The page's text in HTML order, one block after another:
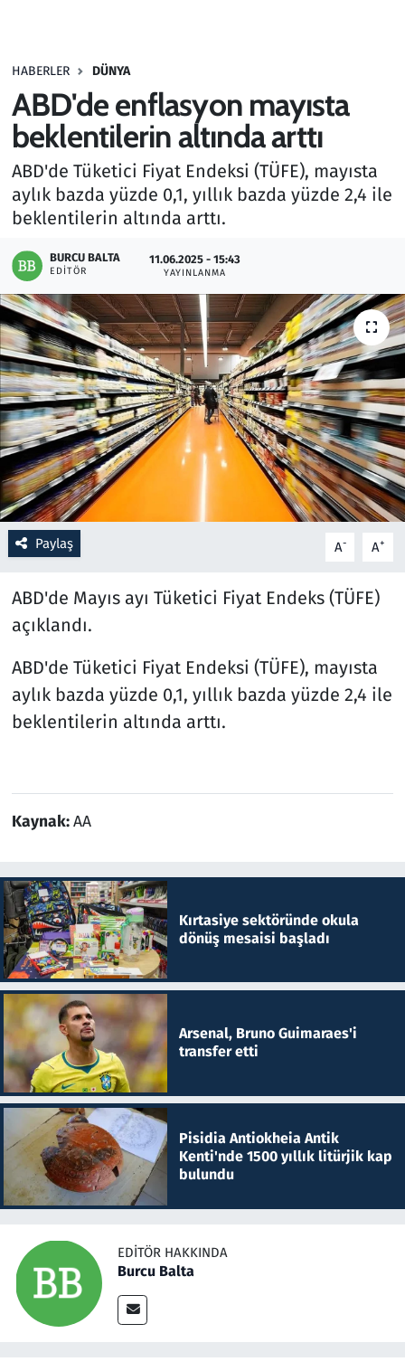
HABERLER DÜNYA
ABD'de enflasyon mayısta
beklentilerin altında arttı
ABD'de Tüketici Fiyat Endeksi (TÜFE), mayısta
aylık bazda yüzde 0,1, yıllık bazda yüzde 2,4 ile
beklentilerin altında arttı.
BURCU BALTA
EDITÖR
11.06.2025 - 15:43
YAYINLANMA
Paylaş A- A+
ABD'de Mayıs ayı Tüketici Fiyat Endeks (TÜFE)
açıklandı.
ABD'de Tüketici Fiyat Endeksi (TÜFE), mayısta
aylık bazda yüzde 0,1, yıllık bazda yüzde 2,4 ile
beklentilerin altında arttı.
Kaynak:AA
Kırtasiye sektöründe okula
dönüş mesaisi başladı
Arsenal, Bruno Guimaraes'i
transfer etti
Pisidia Antiokheia Antik
Kenti'nde 1500 yıllık litürjik kap
bulundu
EDITÖR HAKKINDA
Burcu Balta
Haber
Kültür Sanat
Kurumsal Haberler
Lezzet Durağı
Memur ve Kamu
Otomobil
Oyun
Ramazan
Resmi İlanlar
Rüya Tabirleri
Sağlık
Savunma Sanayi
Seçim 2023
Spor
Teknoloji ve Bilim